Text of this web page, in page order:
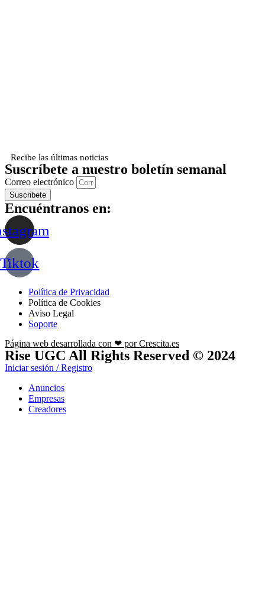
Recibe las últimas noticias
Suscríbete a nuestro boletín semanal
Correo electrónico
Suscribete
Encuéntranos en:
Tiktok
Política de Privacidad
Política de Cookies
Aviso Legal
Soporte
Página web desarrollada con ❤ por Crescita.es
Rise UGC All Rights Reserved © 2024
Iniciar sesión / Registro
Anuncios
Empresas
Creadores